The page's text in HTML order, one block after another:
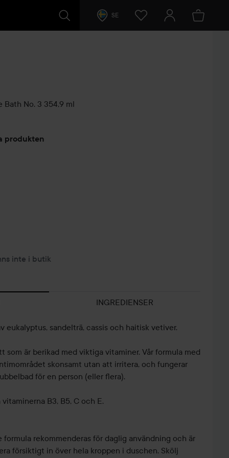
SE
Bath No. 3 354,9 ml
produkten
inte i butik
INGREDIENSER
eukalyptus, sandelträ, cassis och haitisk vetiver.
som är berikad med viktiga vitaminer. Vår formula med
skonsamt utan att irritera, och fungerar
för en person (eller flera).
B3, B5, C och E.
formula rekommenderas för daglig användning och är
försiktigt in över hela kroppen i duschen. Skölj